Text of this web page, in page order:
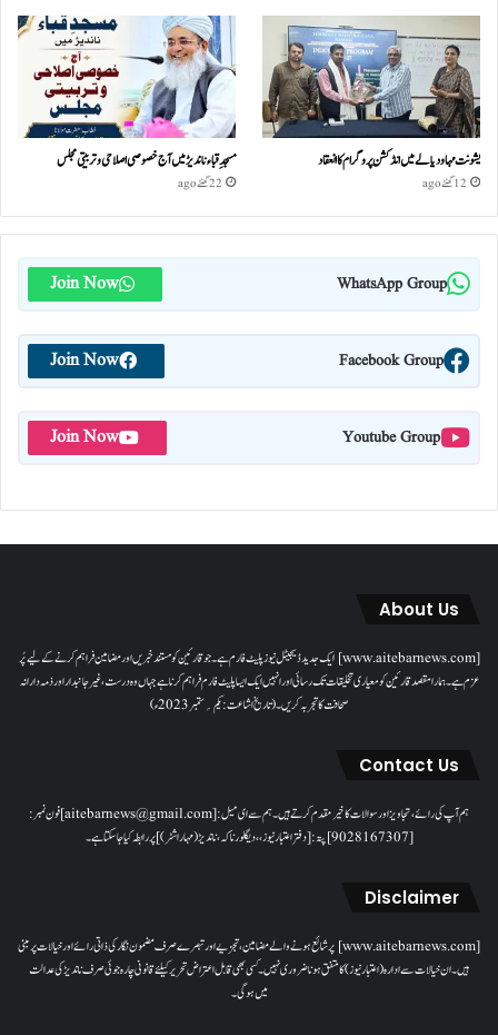
یشونت مہا ودیالے میں انڈکشن پروگرام کا انعقاد
12 گھنٹے ago
مسجدِ قباء ناندیڑ میں آج خصوصی اصلاحی و تربیتی مجلس
22 گھنٹے ago
WhatsApp Group
Join Now
Facebook Group
Join Now
Youtube Group
Join Now
About Us
[www.aitebarnews.com] ایک جدید ڈیجیٹل نیوز پلیٹ فارم ہے۔ جو قارئین کو مستند خبریں اور مضامین فراہم کرنے کے لیے پُر
عزم ہے۔ ہمارا مقصدقارئین کو معیاری تخلیقات تک رسائی اور انہیں ایک ایسا پلیٹ فارم فراہم کرنا ہے جہاں وہ درست، غیر جانبدار اور ذمہ دارانہ
صحافت کا تجربہ کریں۔( تاریخ اشاعت : یکم؍ ستمبر 2023ء)
Contact Us
ہم آپ کی رائے، تجاویز اور سوالات کا خیرمقدم کرتے ہیں۔ ہم سےای میل: [aitebarnews@gmail.com]فون نمبر:
[9028167307]پتہ: [دفتر اعتبار نیوز، ، دیگلور ناکہ، ناندیڑ(مہاراشٹر) ] پر رابطہ کیا جاسکتا ہے۔
Disclaimer
[www.aitebarnews.com] پر شائع ہونے والے مضامین، تجزیے اور تبصرے صرف مضمون نگار کی ذاتی رائے اور خیالات پر مبنی
ہیں۔ ان خیالات سے ادارہ (اعتبار نیوز) کا متفق ہونا ضروری نہیں۔ کسی بھی قابل اعتراض تحریر کیلئے قانونی چارہ جوئی صرف ناندیڑ کی عدالت
میں ہوگی۔